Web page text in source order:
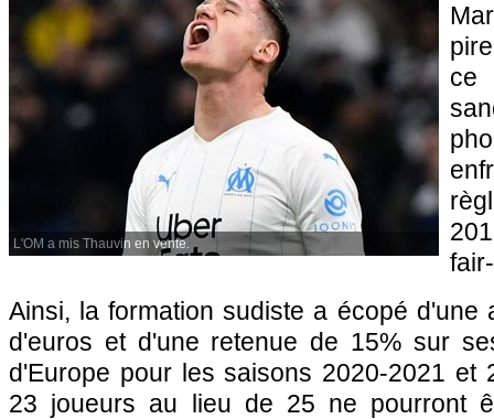
L'OM a mis Thauvin en vente.
Ainsi, la formation sudiste a écopé d'une
d'euros et d'une retenue de 15% sur
d'Europe pour les saisons 2020-2021 et
23 joueurs au lieu de 25 ne pourront